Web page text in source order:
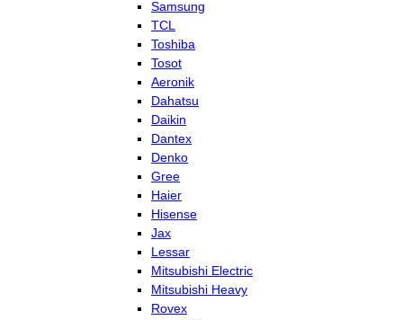
Samsung
TCL
Toshiba
Tosot
Aeronik
Dahatsu
Daikin
Dantex
Denko
Gree
Haier
Hisense
Jax
Lessar
Mitsubishi Electric
Mitsubishi Heavy
Rovex